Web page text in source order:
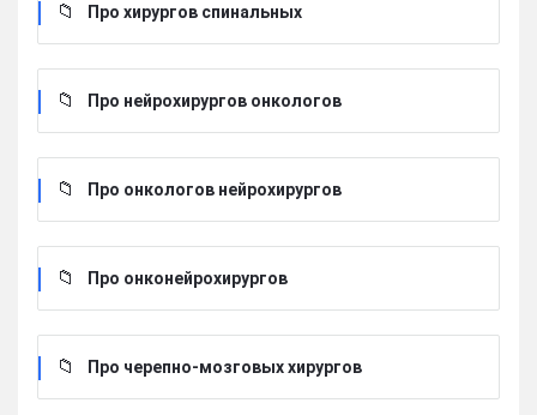
Про хирургов cпинальных
Про нейрохирургов онкологов
Про онкологов нейрохирургов
Про онконейрохирургов
Про черепно-мозговых хирургов